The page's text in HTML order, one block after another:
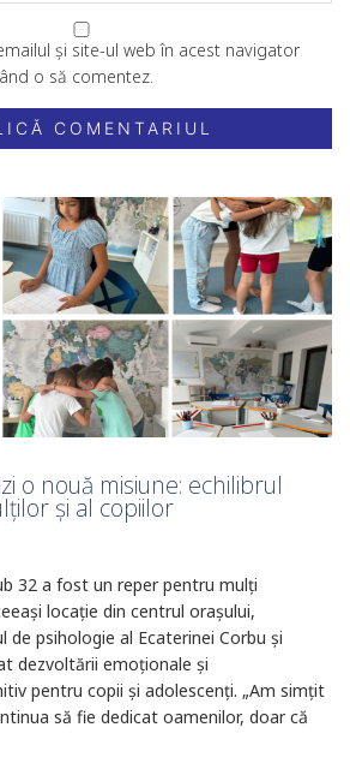
și site-ul web în acest navigator
o să comentez.
o nouă misiune: echilibrul
și al copiilor
32 a fost un reper pentru mulți
locație din centrul orașului,
de psihologie al Ecaterinei Corbu și
dezvoltării emoționale și
pentru copii și adolescenți. „Am simțit
să fie dedicat oamenilor, doar că